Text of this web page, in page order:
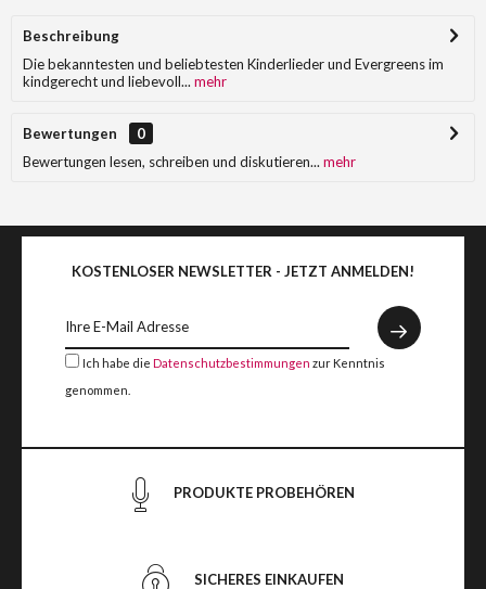
Beschreibung
Die bekanntesten und beliebtesten Kinderlieder und Evergreens im
kindgerecht und liebevoll... mehr
Bewertungen
0
Bewertungen lesen, schreiben und diskutieren... mehr
KOSTENLOSER NEWSLETTER - JETZT ANMELDEN!
Ich habe die Datenschutzbestimmungen zur Kenntnis
genommen.
PRODUKTE PROBEHÖREN
SICHERES EINKAUFEN